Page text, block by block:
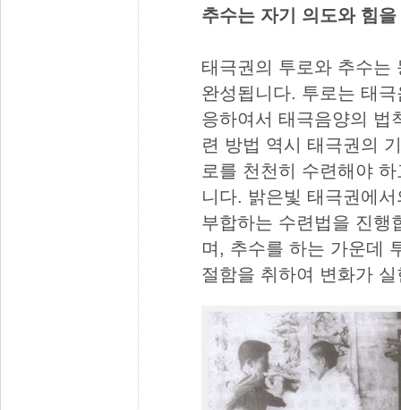
추수는 자기 의도와 힘
태극권의 투로와 추수는
완성됩니다. 투로는 태
응하여서 태극음양의 법
련 방법 역시 태극권의
로를 천천히 수련해야
니다. 밝은빛 태극권에
부합하는 수련법을 진행
며, 추수를 하는 가운데
절함을 취하여 변화가